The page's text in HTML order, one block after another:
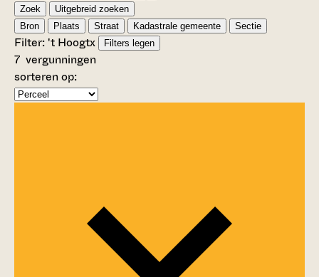
Zoek
Uitgebreid zoeken
Bron
Plaats Straat Kadastrale gemeente Sectie
Filter: 't Hoogtx Filters legen
7 vergunningen
sorteren op: